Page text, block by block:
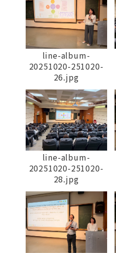
line-album-
20251020-251020-
26.jpg
line-album-
20251020-251020-
28.jpg